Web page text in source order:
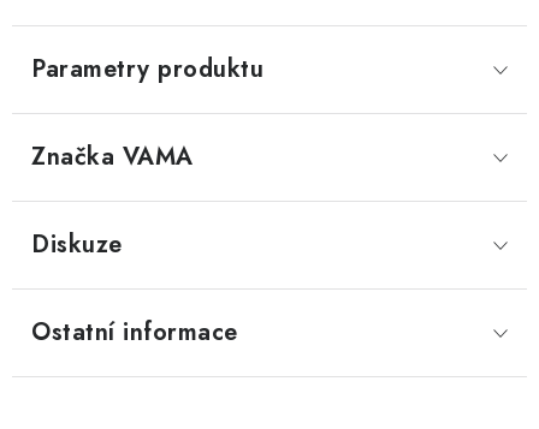
Parametry produktu
Značka VAMA
Diskuze
Ostatní informace